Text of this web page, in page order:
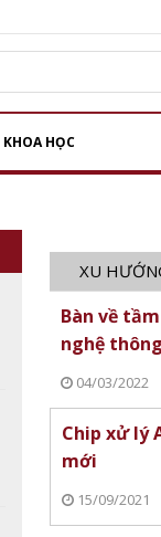
KHOA HỌC
XU
Bàn về
nghệ
04/03/2022
Chip xử lý
mới
15/09/2021